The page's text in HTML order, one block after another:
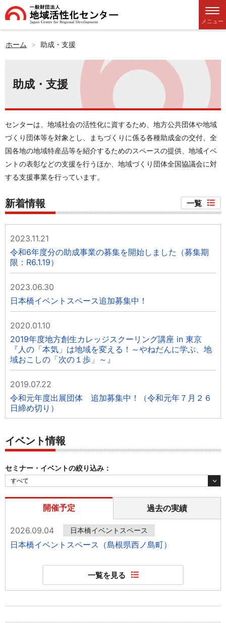
メニュー
ホーム 助成・支援
助成・支援
センターは、地域社会の活性化に資するため、地方公共団体や地域
づくり団体等を対象とし、まちづくりに係る各種助成金の交付、全
国各地の地域特産品等を紹介するためのスペースの提供、地域イベ
ントの表彰などの支援を行うほか、地域づくり団体全国協議会に対
する支援事業を行っています。
新着情報 一覧
2023.11.21
令和6年度分の助成事業の募集を開始しました（募集期
限：R6.1.19）
2023.06.30
日本橋イベントスペース追加募集中！
2020.01.10
2019年度地方創生カレッジスクーリング講座 in 東京
『人の「本気」は地域を変える！～やねだんに学ぶ、地
域おこしの「次の１歩」～』
2019.07.22
令和元年度出展団体 追加募集中！（令和元年７月２６
日締め切り）
イベント情報
セミナー・イベントの絞り込み：
開催予定 過去の実績
2026.09.04 日本橋イベントスペース
日本橋イベントスペース（島根県西ノ島町）
一覧を見る